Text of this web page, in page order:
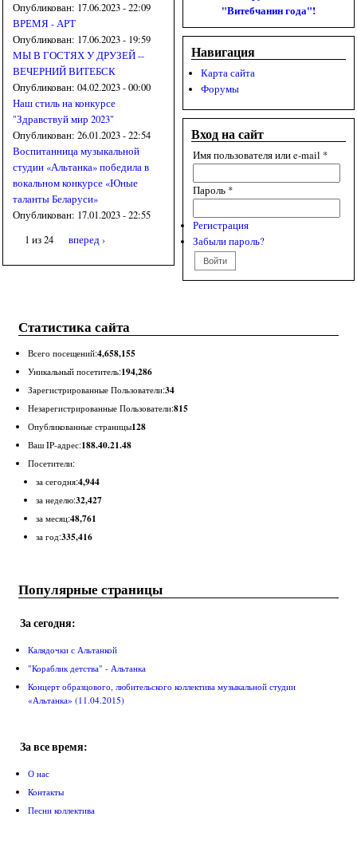
Опубликован: 17.06.2023 - 22:09
ВРЕМЯ - АРТ
Опубликован: 17.06.2023 - 19:59
МЫ В ГОСТЯХ У ДРУЗЕЙ --
ВЕЧЕРНИЙ ВИТЕБСК
Опубликован: 04.02.2023 - 00:00
Наш стиль на конкурсе
"Здравствуй мир 2023"
Опубликован: 26.01.2023 - 22:54
Воспитанница музыкальной
студии «Альтанка» победила в
вокальном конкурсе «Юные
таланты Беларуси»
Опубликован: 17.01.2023 - 22:55
1 из 24
вперед ›
Навигация
Карта сайта
Форумы
Вход на сайт
Имя пользователя или e-mail *
Пароль *
Регистрация
Забыли пароль?
Статистика сайта
Всего посещений:4,658,155
Уникальный посетитель:194,286
Зарегистрированные Пользователи:34
Незарегистрированные Пользователи:815
Опубликованные страницы128
Ваш IP-адрес:188.40.21.48
Посетители:
за сегодня:4,944
за неделю:32,427
за месяц:48,761
за год:335,416
Популярные страницы
За сегодня:
Калядочки с Альтанкой
"Кораблик детства" - Альтанка
Концерт образцового, любительского коллектива музыкальной студии
«Альтанка» (11.04.2015)
За все время:
О нас
Контакты
Песни коллектива